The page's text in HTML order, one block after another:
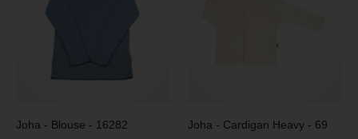
Joha - Blouse - 16282 Joha - Cardigan Heavy - 69